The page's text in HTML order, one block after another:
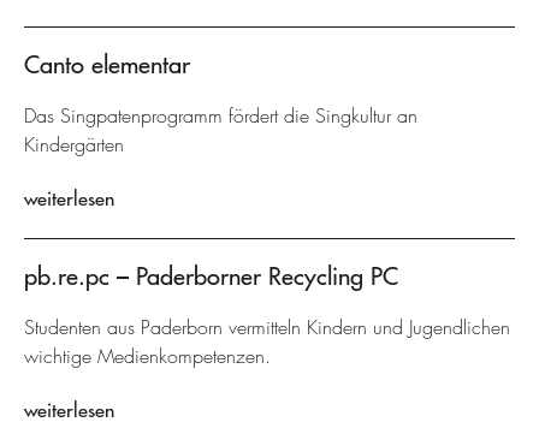
Canto elementar
Das Singpatenprogramm fördert die Singkultur an
Kindergärten
weiterlesen
pb.re.pc – Paderborner Recycling PC
Studenten aus Paderborn vermitteln Kindern und Jugendlichen
wichtige Medienkompetenzen.
weiterlesen